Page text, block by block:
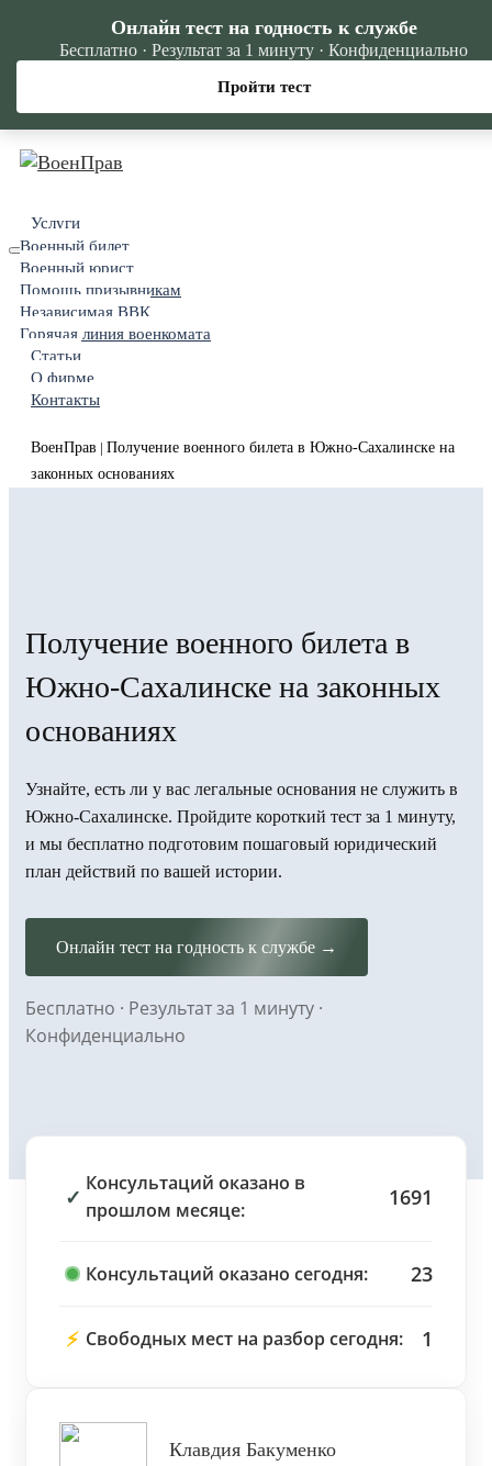
Услуги
Военный билет
Военный юрист
Помощь призывникам
Независимая ВВК
Горячая линия военкомата
Статьи
О фирме
Контакты
ВоенПрав
Получение военного билета в Южно-Сахалинске на
законных основаниях
Получение военного билета в
Южно-Сахалинске на законных
основаниях
Узнайте, есть ли у вас легальные основания не служить в
Южно-Сахалинске. Пройдите короткий тест за 1 минуту,
и мы бесплатно подготовим пошаговый юридический
план действий по вашей истории.
Онлайн тест на годность к службе →
Бесплатно · Результат за 1 минуту ·
Конфиденциально
✓
Консультаций оказано в
прошлом месяце:
1691
Консультаций оказано сегодня: 23
⚡ Свободных мест на разбор сегодня: 1
Клавдия Бакуменко
Онлайн тест на годность к службе
Бесплатно · Результат за 1 минуту · Конфиденциально
Пройти тест